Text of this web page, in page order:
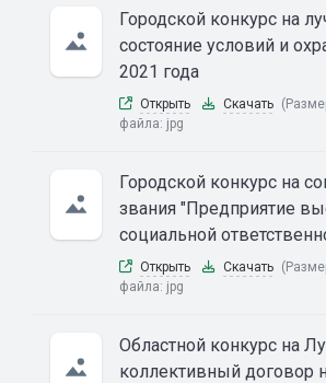
Городской конкурс на
состояние условий и
2021 года
Открыть Скачать
файла: jpg
Городской конкурс на
звания "Предприятие
социальной
Открыть Скачать
файла: jpg
Областной конкурс на
коллективный договор